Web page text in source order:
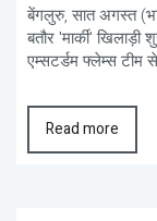
बेंगलुरु, सात अगस्त
बतौर 'मार्की'
एम्सटर्डम फ्लेम्स
Read more